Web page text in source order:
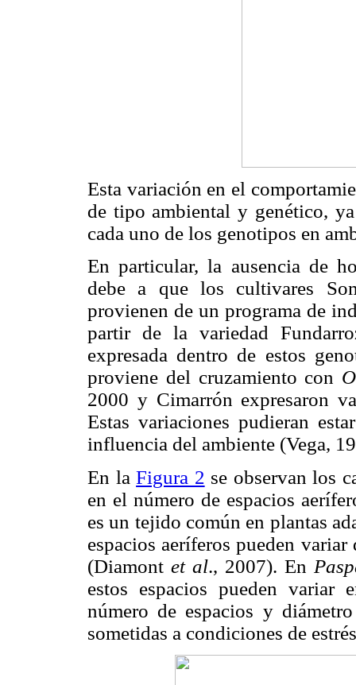
Esta variación en el
de tipo ambiental y genético,
cada uno de los genotipos en
En particular, la ausencia de
debe a que los cultivares
provienen de un programa de
partir de la variedad
expresada dentro de estos
proviene del cruzamiento con
2000 y Cimarrón expresaron
Estas variaciones pudieran
influencia del ambiente (Vega,
En laFigura 2 se observan los
en el número de espacios
es un tejido común en plantas
espacios aeríferos pueden
(Diamont et al., 2007). En
estos espacios pueden variar
número de espacios y
sometidas a condiciones de